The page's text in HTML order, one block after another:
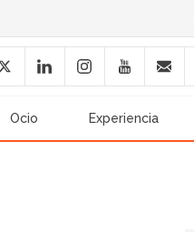
Ocio Experiencia